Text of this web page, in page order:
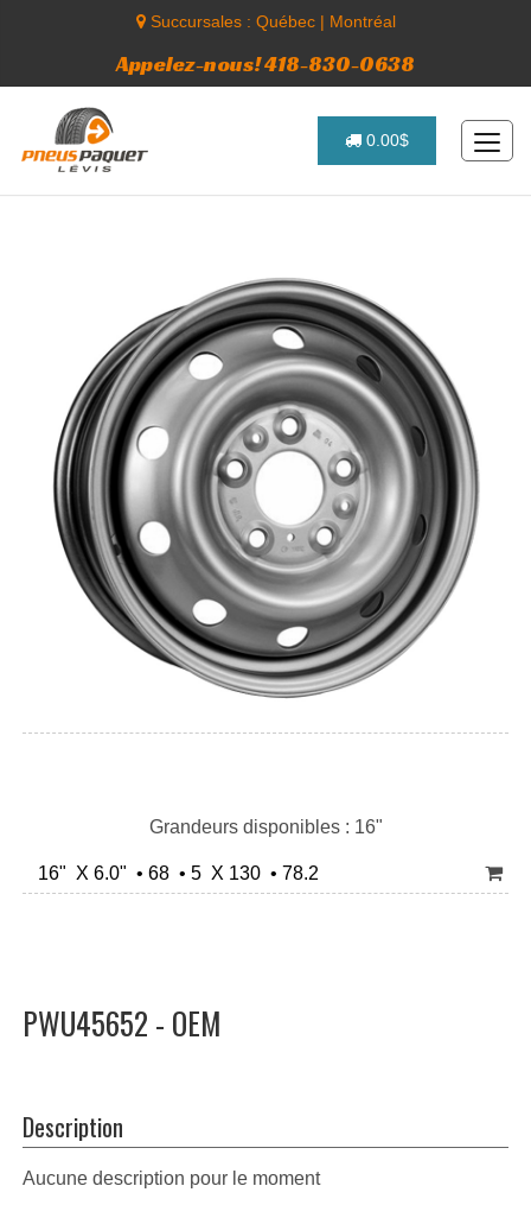
Succursales : Québec| Montréal
Appelez-nous! 418-830-0638
0.00$
Grandeurs disponibles : 16"
16" X 6.0" • 68 • 5 X 130 • 78.2
PWU45652 - OEM
Description
Aucune description pour le moment